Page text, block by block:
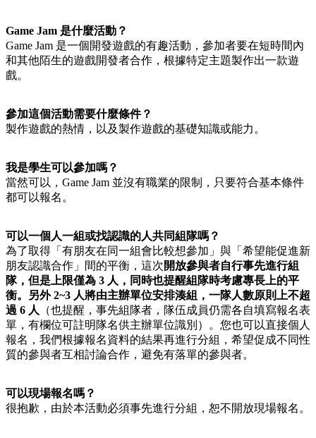
Game Jam 是什麼活動？
Game Jam 是一個開發遊戲的有趣活動，參加者要在短時間內
和其他陌生的遊戲開發者合作，根據特定主題製作出一款遊
戲。
參加這個活動需要什麼條件？
製作遊戲的熱情，以及製作遊戲的基礎知識或能力。
我是學生可以參加嗎？
當然可以，Game Jam 並沒有職業的限制，只要符合基本條件
都可以報名。
可以一個人一組或找認識的人共同組隊嗎？
為了取得「有朋友在同一組會比較想參加」與「希望能促進新
朋友認識合作」間的平衡，這次開放參與者自行事先進行組
隊，但是上限僅為 3 人，同時也提醒組隊時考慮專長上的平
衡。另外 2~3 人將由主辦單位安排湊組，一隊人數原則上不超
過 6 人
（也提醒， 事先組隊者，隊伍成員仍需各自填寫報名表
單，有欄位可註明隊名供主辦單位識別 ）。您也可以直接個人
報名，我們根據報名資料的結果再進行分組，希望促成不同性
質的參與者互相討論合作，避免有落單的參與者。
可以現場報名嗎？
很抱歉，由於本活動必須事先進行分組，恕不開放現場報名。